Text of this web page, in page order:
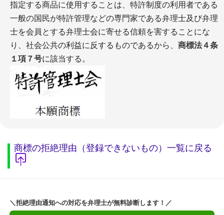
指定する商品に使用することは、特許制度の利用者である
一般の国民が特許管理などの専門家である弁理士及び弁理
士を会員とする弁理士会に寄せる信頼を害することにな
り、社会公共の利益に反するものであるから、 商標法４条
１項７号に該当する。
商標の拒絶理由（登録できないもの）一覧に戻る
＼拒絶理由通知への対応を弁理士が無料診断します！／